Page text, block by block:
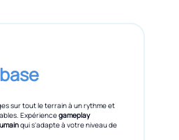
sur tout le terrain à un rythme et
Expériencegameplay
qui s'adapte à votre niveau de